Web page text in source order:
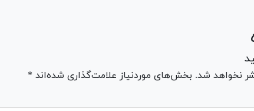
نخواهد شد. بخش‌های موردنیاز علامت‌گذاری شده‌اند *